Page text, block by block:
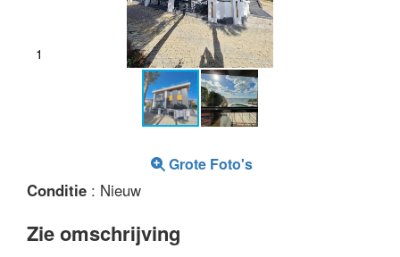
1
Grote Foto's
Conditie : Nieuw
Zie omschrijving